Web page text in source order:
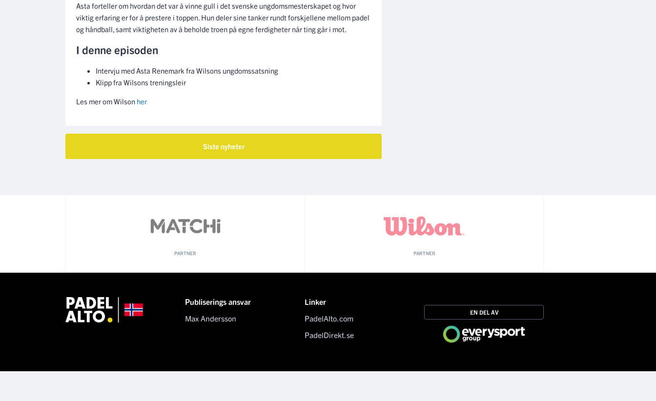
Asta forteller om hvordan det var å vinne gull i det svenske ungdomsmesterskapet og hvor
viktig erfaring er for å prestere i toppen. Hun deler sine tanker rundt forskjellene mellom padel
og håndball, samt viktigheten av å beholde troen på egne ferdigheter når ting går i mot.
I denne episoden
Intervju med Asta Renemark fra Wilsons ungdomssatsning
Klipp fra Wilsons treningsleir
Les mer om Wilson her
Siste nyheter
PARTNER PARTNER
Publiserings ansvar
Max Andersson
Linker
PadelAlto.com
PadelDirekt.se
EN DEL AV